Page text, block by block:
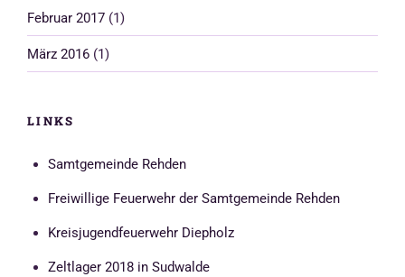
Februar 2017 (1)
März 2016 (1)
LINKS
Samtgemeinde Rehden
Freiwillige Feuerwehr der Samtgemeinde Rehden
Kreisjugendfeuerwehr Diepholz
Zeltlager 2018 in Sudwalde